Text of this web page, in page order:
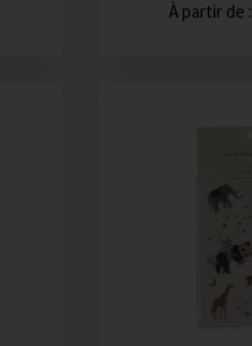
À partir de :